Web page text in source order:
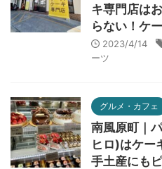
キ専門店は
らない！ケ
2023/4/14
ーツ
グルメ・カフェ
南風原町｜
ヒロ)はケー
手土産にも